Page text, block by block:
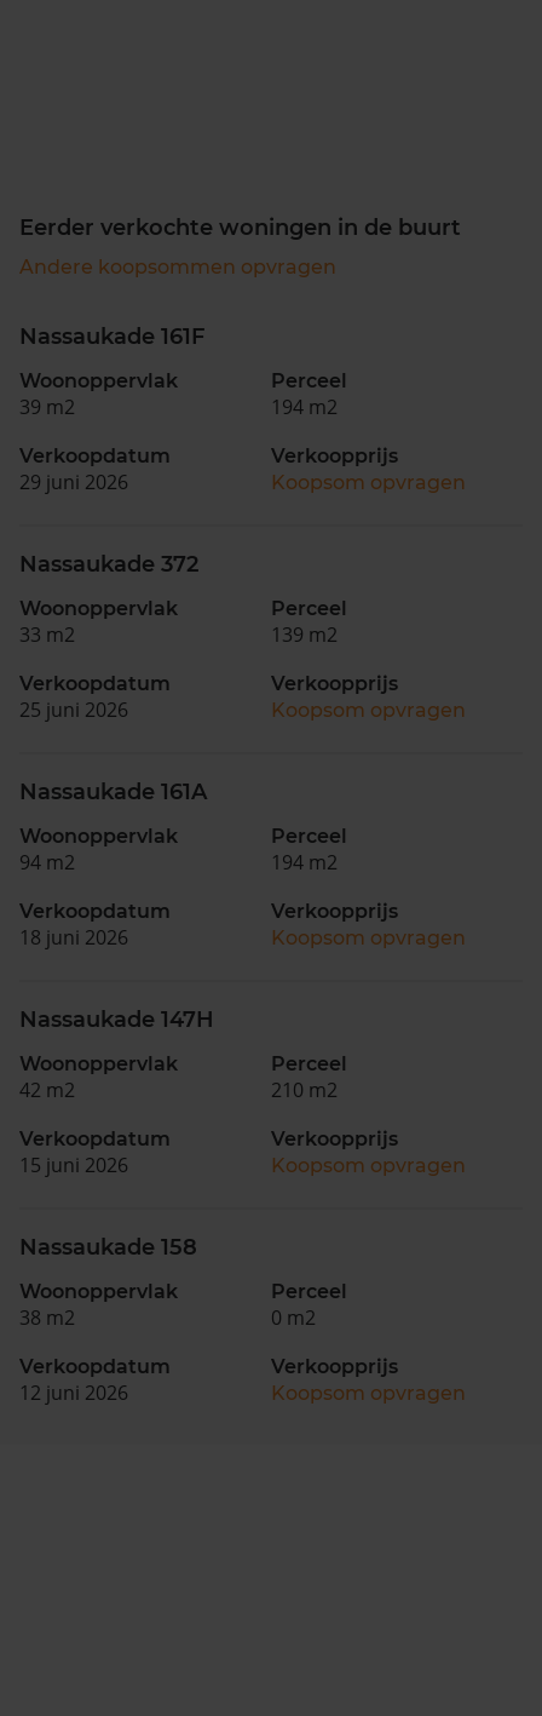
Eerder verkochte woningen in de buurt
Andere koopsommen opvragen
Nassaukade 161F
Woonoppervlak
39 m2
Perceel
194 m2
Verkoopdatum
29 juni 2026
Verkoopprijs
Koopsom opvragen
Nassaukade 372
Woonoppervlak
33 m2
Perceel
139 m2
Verkoopdatum
25 juni 2026
Verkoopprijs
Koopsom opvragen
Nassaukade 161A
Woonoppervlak
94 m2
Perceel
194 m2
Verkoopdatum
18 juni 2026
Verkoopprijs
Koopsom opvragen
Nassaukade 147H
Woonoppervlak
42 m2
Perceel
210 m2
Verkoopdatum
15 juni 2026
Verkoopprijs
Koopsom opvragen
Nassaukade 158
Woonoppervlak
38 m2
Perceel
0 m2
Verkoopdatum
12 juni 2026
Verkoopprijs
Koopsom opvragen